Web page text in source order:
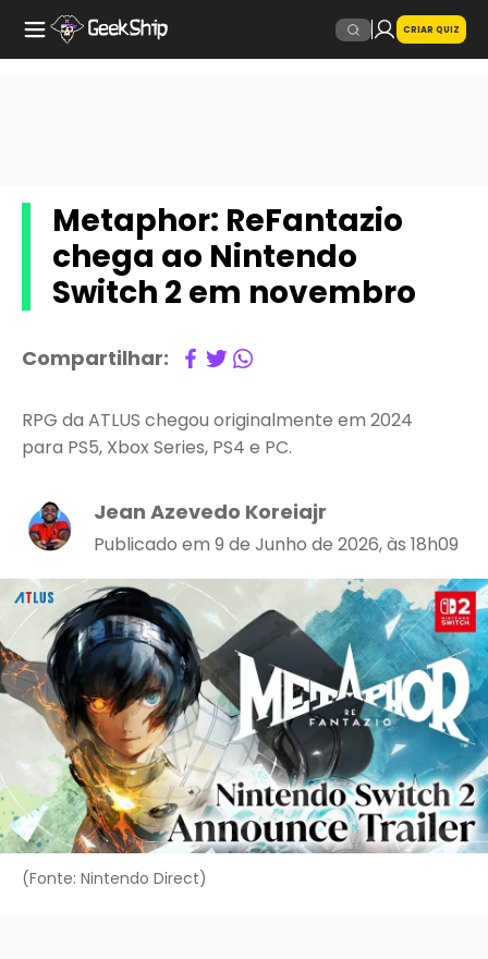
CRIAR QUIZ
Metaphor: ReFantazio
chega ao Nintendo
Switch 2 em novembro
Compartilhar:
RPG da ATLUS chegou originalmente em 2024
para PS5, Xbox Series, PS4 e PC.
Jean Azevedo Koreiajr
Publicado em 9 de Junho de 2026, às 18h09
(Fonte: Nintendo Direct)